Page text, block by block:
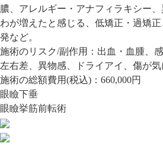
膿、アレルギー・アナフィラキシー
わが増えたと感じる、低矯正・過矯
発など。
施術のリスク/副作用： 出血・血腫、
左右差、異物感、ドライアイ、傷が気
施術の総額費用(税込)： 660,000円
眼瞼下垂
眼瞼挙筋前転術